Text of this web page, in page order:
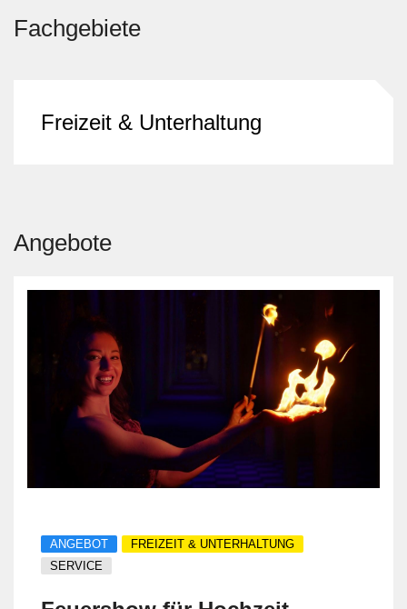
Fachgebiete
Freizeit & Unterhaltung
Angebote
ANGEBOT
FREIZEIT & UNTERHALTUNG
SERVICE